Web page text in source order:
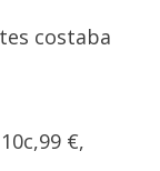
costaba
€,